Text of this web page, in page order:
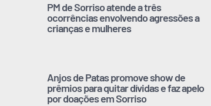
PM de Sorriso atende a três
ocorrências envolvendo agressões a
crianças e mulheres
Anjos de Patas promove show de
prêmios para quitar dívidas e faz apelo
por doações em Sorriso